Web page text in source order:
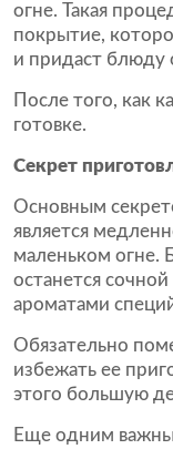
огне. Такая
покрытие,
и придаст блюду
После того, как
готовке.
Секрет
Основным
является
маленьком огне.
останется
ароматами
Обязательно
избежать ее
этого большую
Еще одним